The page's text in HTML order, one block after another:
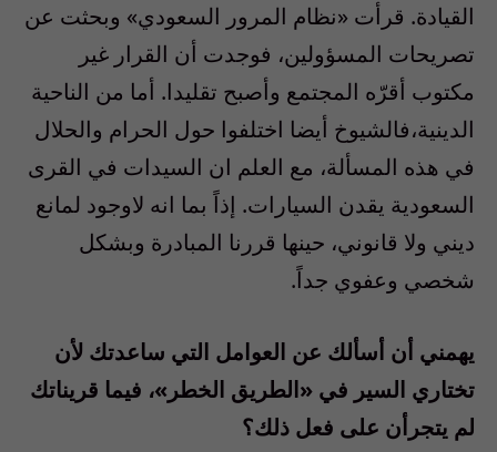
القيادة. قرأت «نظام المرور السعودي» وبحثت عن
تصريحات المسؤولين، فوجدت أن القرار غير
مكتوب أقرّه المجتمع وأصبح تقليدا. أما من الناحية
الدينية،فالشيوخ أيضا اختلفوا حول الحرام والحلال
في هذه المسألة، مع العلم ان السيدات في القرى
السعودية يقدن السيارات. إذاً بما انه لاوجود لمانع
ديني ولا قانوني، حينها قررنا المبادرة وبشكل
شخصي وعفوي جداً.
يهمني أن أسألك عن العوامل التي ساعدتك لأن
تختاري السير في «الطريق الخطر»، فيما قريناتك
لم يتجرأن على فعل ذلك؟